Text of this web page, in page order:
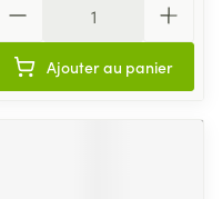
Ajouter au panier